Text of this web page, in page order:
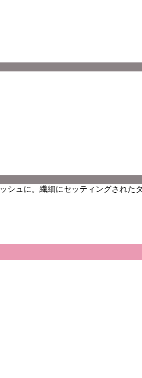
シュに。繊細にセッティングされ